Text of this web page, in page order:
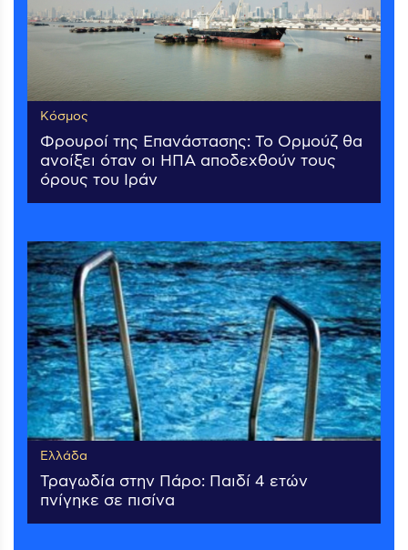
Κόσμος
Φρουροί της Επανάστασης: Το Ορμούζ θα
ανοίξει όταν οι ΗΠΑ αποδεχθούν τους
όρους του Ιράν
Ελλάδα
Τραγωδία στην Πάρο: Παιδί 4 ετών
πνίγηκε σε πισίνα